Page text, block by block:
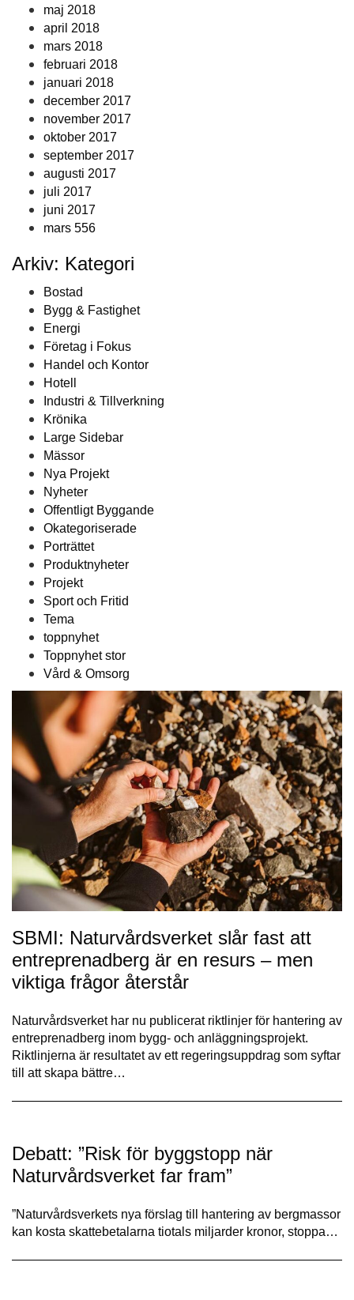
maj 2018
april 2018
mars 2018
februari 2018
januari 2018
december 2017
november 2017
oktober 2017
september 2017
augusti 2017
juli 2017
juni 2017
mars 556
Arkiv: Kategori
Bostad
Bygg & Fastighet
Energi
Företag i Fokus
Handel och Kontor
Hotell
Industri & Tillverkning
Krönika
Large Sidebar
Mässor
Nya Projekt
Nyheter
Offentligt Byggande
Okategoriserade
Porträttet
Produktnyheter
Projekt
Sport och Fritid
Tema
toppnyhet
Toppnyhet stor
Vård & Omsorg
SBMI: Naturvårdsverket slår fast att
entreprenadberg är en resurs – men
viktiga frågor återstår
Naturvårdsverket har nu publicerat riktlinjer för hantering av
entreprenadberg inom bygg- och anläggningsprojekt.
Riktlinjerna är resultatet av ett regeringsuppdrag som syftar
till att skapa bättre…
Debatt: ”Risk för byggstopp när
Naturvårdsverket far fram”
”Naturvårdsverkets nya förslag till hantering av bergmassor
kan kosta skatte­betalarna tiotals miljarder kronor, stoppa…